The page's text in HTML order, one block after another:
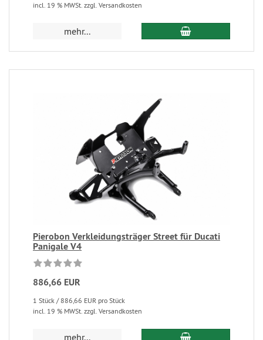
incl. 19 % MWSt. zzgl. Versandkosten
mehr...
Pierobon Verkleidungsträger Street für Ducati
Panigale V4
886,66 EUR
1 Stück / 886,66 EUR pro Stück
incl. 19 % MWSt. zzgl. Versandkosten
mehr...